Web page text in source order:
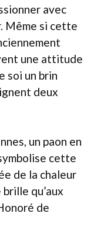
avec
Même si cette
une attitude
soi un brin
deux
un paon en
cette
de la chaleur
qu’aux
de